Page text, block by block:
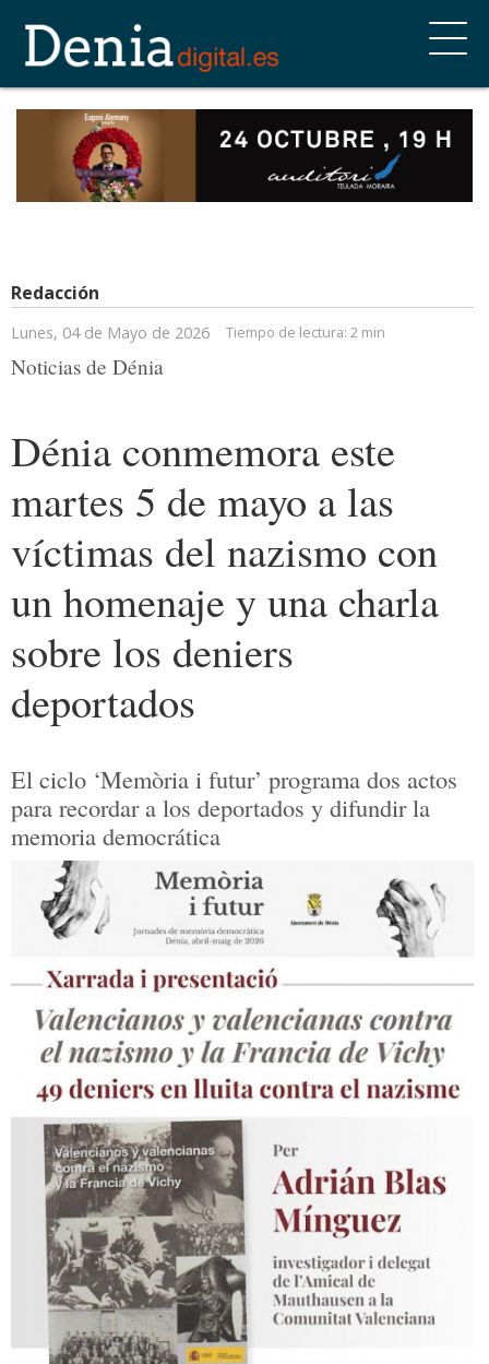
Redacción
Lunes, 04 de Mayo de 2026 Tiempo de lectura: 2 min
Noticias de Dénia
Dénia conmemora este
martes 5 de mayo a las
víctimas del nazismo con
un homenaje y una charla
sobre los deniers
deportados
El ciclo ‘Memòria i futur’ programa dos actos
para recordar a los deportados y difundir la
memoria democrática